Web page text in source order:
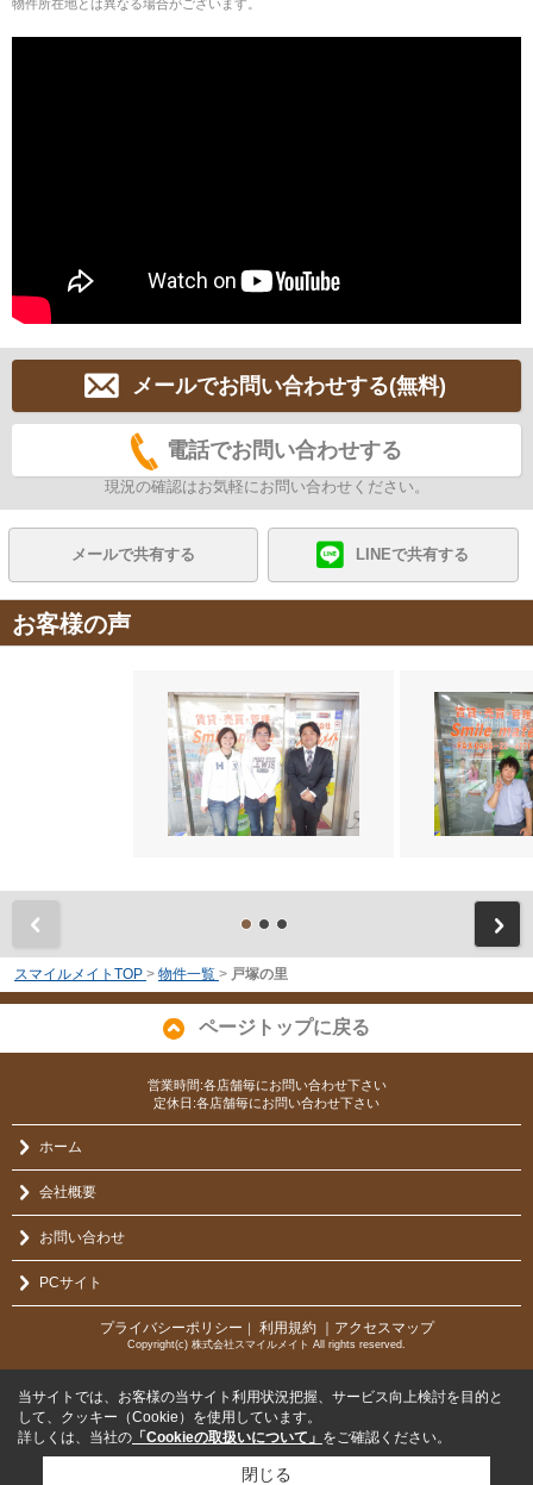
物件所在地とは異なる場合がございます。
メールでお問い合わせする(無料)
電話でお問い合わせする
現況の確認はお気軽にお問い合わせください。
メールで共有する LINEで共有する
お客様の声
スマイルメイトTOP > 物件一覧 > 戸塚の里
ページトップに戻る
営業時間:各店舗毎にお問い合わせ下さい
定休日:各店舗毎にお問い合わせ下さい
ホーム
会社概要
お問い合わせ
PCサイト
プライバシーポリシー ｜ 利用規約 ｜アクセスマップ
Copyright(c) 株式会社スマイルメイト All rights reserved.
当サイトでは、お客様の当サイト利用状況把握、サービス向上検討を目的と
して、クッキー（Cookie）を使用しています。
詳しくは、当社の 「Cookieの取扱いについて」 をご確認ください。
閉じる